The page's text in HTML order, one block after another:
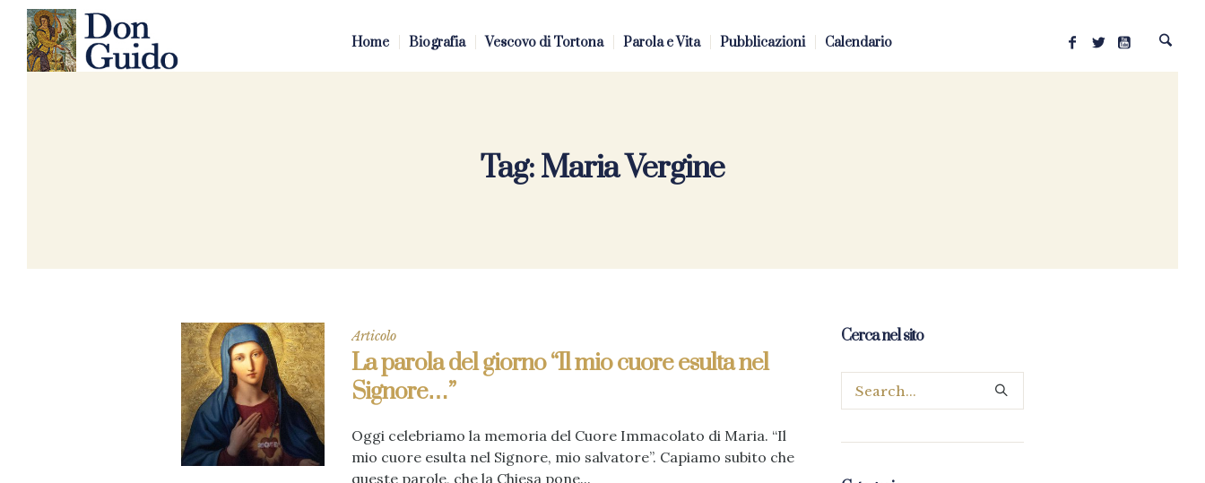
Home Biografia Vescovo di Tortona Parola e Vita Pubblicazioni Calendario
Tag:Maria Vergine
Articolo
La parola del giorno “Il mio cuore esulta nel
Signore…”
Oggi celebriamo la memoria del Cuore Immacolato di Maria. “Il
mio cuore esulta nel Signore, mio salvatore”. Capiamo subito che
queste parole, che la Chiesa pone...
Cerca nel sito